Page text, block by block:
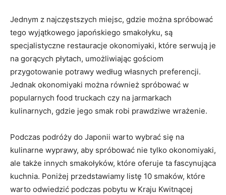
Jednym z najczęstszych miejsc, gdzie można spróbować
tego wyjątkowego japońskiego smakołyku, są
specjalistyczne restauracje okonomiyaki, które serwują je
na gorących płytach, umożliwiając gościom
przygotowanie potrawy według własnych preferencji.
Jednak okonomiyaki można również spróbować w
popularnych food truckach czy na jarmarkach
kulinarnych, gdzie jego smak robi prawdziwe wrażenie.
Podczas podróży do Japonii warto wybrać się na
kulinarne wyprawy, aby spróbować nie tylko okonomiyaki,
ale także innych smakołyków, które oferuje ta fascynująca
kuchnia. Poniżej przedstawiamy listę 10 smaków, które
warto odwiedzić podczas pobytu w Kraju Kwitnącej